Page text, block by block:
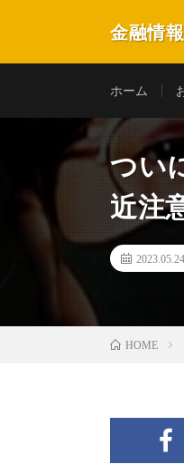
金融情
ホーム
つい
近注
2023.05.24
HOME